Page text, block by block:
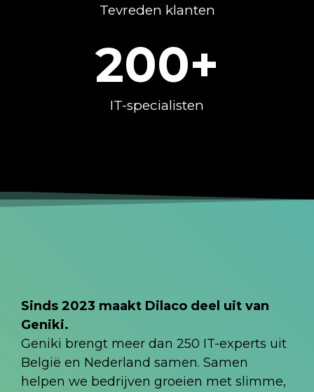
Tevreden klanten
IT-specialisten
200+
Sinds 2023 maakt Dilaco deel uit van
Geniki.
Geniki brengt meer dan 250 IT-experts uit
België en Nederland samen. Samen
helpen we bedrijven groeien met slimme,